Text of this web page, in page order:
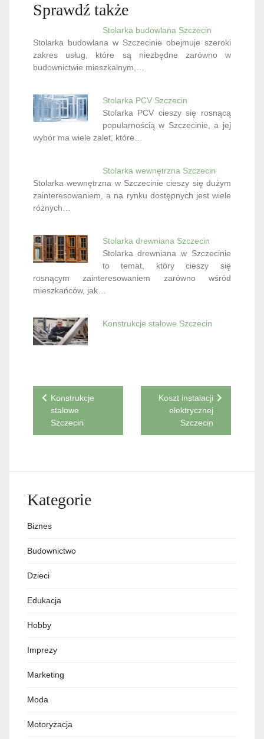
Sprawdź także
Stolarka budowlana Szczecin
Stolarka budowlana w Szczecinie obejmuje szeroki
zakres usług, które są niezbędne zarówno w
budownictwie mieszkalnym,…
Stolarka PCV Szczecin
Stolarka PCV cieszy się rosnącą
popularnością w Szczecinie, a jej
wybór ma wiele zalet, które…
Stolarka wewnętrzna Szczecin
Stolarka wewnętrzna w Szczecinie cieszy się dużym
zainteresowaniem, a na rynku dostępnych jest wiele
różnych…
Stolarka drewniana Szczecin
Stolarka drewniana w Szczecinie
to temat, który cieszy się
rosnącym zainteresowaniem zarówno wśród
mieszkańców, jak…
Konstrukcje stalowe Szczecin
Nawigacja
wpisu
Konstrukcje
stalowe
Szczecin
Koszt instalacji
elektrycznej
Szczecin
Kategorie
Biznes
Budownictwo
Dzieci
Edukacja
Hobby
Imprezy
Marketing
Moda
Motoryzacja